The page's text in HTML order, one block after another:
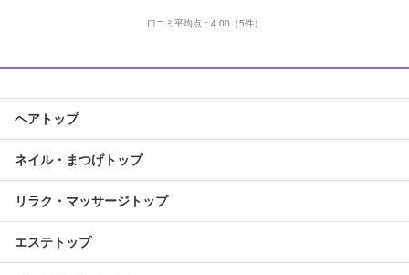
口コミ平均点： 4.00 （5件）
ヘアトップ
ネイル・まつげトップ
リラク・マッサージトップ
エステトップ